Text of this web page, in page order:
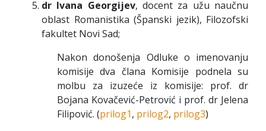
dr Ivana Georgijev, docent za užu naučnu
oblast Romanistika (Španski jezik), Filozofski
fakultet Novi Sad;
Nakon donošenja Odluke o imenovanju
komisije dva člana Komisije podnela su
molbu za izuzeće iz komisije: prof. dr
Bojana Kovačević-Petrović i prof. dr Jelena
Filipović. (prilog1, prilog2, prilog3)